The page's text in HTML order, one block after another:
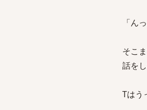
「ん
そこ
話を
Tはう